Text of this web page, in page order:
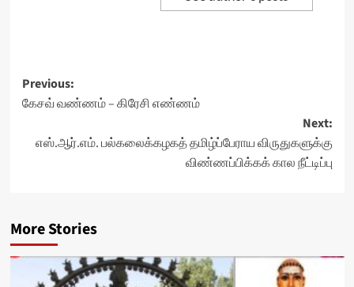
Post
navigation
Previous:
கேசவ் வண்ணம் – கிரேசி எண்ணம்
Next:
எஸ்.ஆர்.எம். பல்கலைக்கழகத் தமிழ்ப்பேராய விருதுகளுக்கு
விண்ணப்பிக்கக் கால நீட்டிப்பு
More Stories